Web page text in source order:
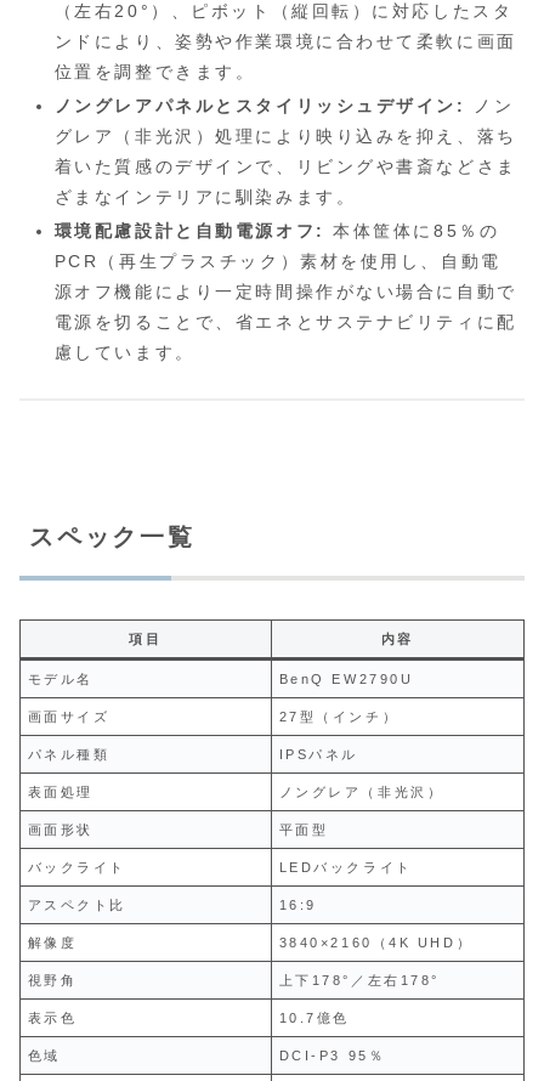
（左右20°）、ピボット（縦回転）に対応したスタ
ンドにより、姿勢や作業環境に合わせて柔軟に画面
位置を調整できます。
ノングレアパネルとスタイリッシュデザイン:
ノン
グレア（非光沢）処理により映り込みを抑え、落ち
着いた質感のデザインで、リビングや書斎などさま
ざまなインテリアに馴染みます。
環境配慮設計と自動電源オフ:
本体筐体に85％の
PCR（再生プラスチック）素材を使用し、自動電
源オフ機能により一定時間操作がない場合に自動で
電源を切ることで、省エネとサステナビリティに配
慮しています。
スペック一覧
項目 内容
モデル名 BenQ EW2790U
画面サイズ 27型（インチ）
パネル種類 IPSパネル
表面処理 ノングレア（非光沢）
画面形状 平面型
バックライト LEDバックライト
アスペクト比 16:9
解像度 3840×2160（4K UHD）
視野角 上下178°／左右178°
表示色 10.7億色
色域 DCI-P3 95％